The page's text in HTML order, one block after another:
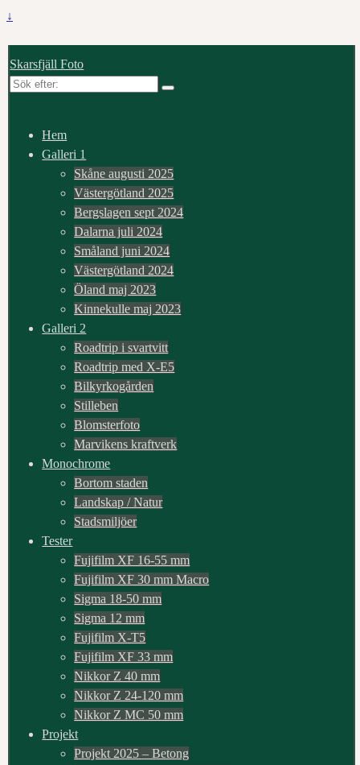
↓
Skarsfjäll Foto
Sök
Hem
Galleri 1
Skåne augusti 2025
Västergötland 2025
Bergslagen sept 2024
Dalarna juli 2024
Småland juni 2024
Västergötland 2024
Öland maj 2023
Kinnekulle maj 2023
Galleri 2
Roadtrip i svartvitt
Roadtrip med X-E5
Bilkyrkogården
Stilleben
Blomsterfoto
Marvikens kraftverk
Monochrome
Bortom staden
Landskap / Natur
Stadsmiljöer
Tester
Fujifilm XF 16-55 mm
Fujifilm XF 30 mm Macro
Sigma 18-50 mm
Sigma 12 mm
Fujifilm X-T5
Fujifilm XF 33 mm
Nikkor Z 40 mm
Nikkor Z 24-120 mm
Nikkor Z MC 50 mm
Projekt
Projekt 2025 – Betong